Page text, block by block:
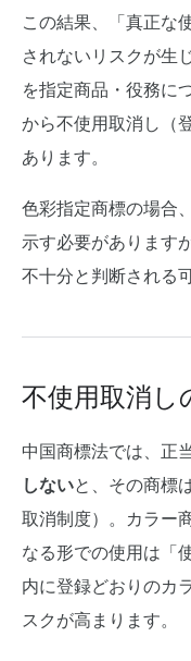
この結果、「真正な
されないリスクが生
を指定商品・役務に
から不使用取消し（
あります。
色彩指定商標の場合、
示す必要があります
不十分と判断される
不使用取消し
中国商標法では、正
しないと、その商標
取消制度）。カラー
なる形での使用は「
内に登録どおりのカ
スクが高まります。